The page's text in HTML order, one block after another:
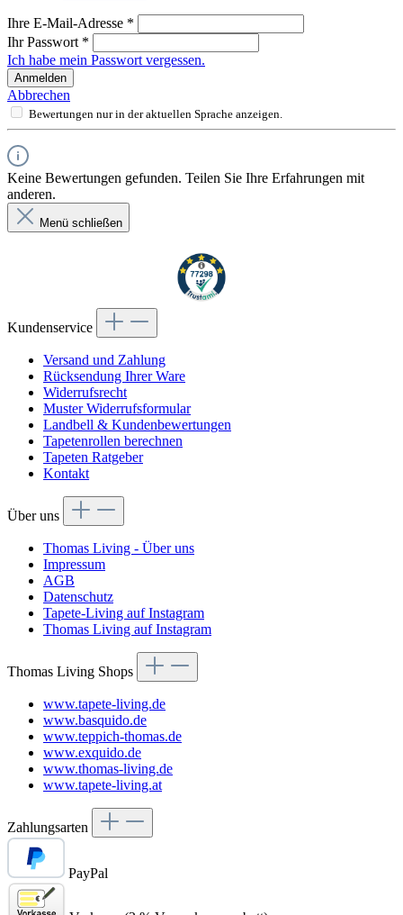
Ihre E-Mail-Adresse *
Ihr Passwort *
Ich habe mein Passwort vergessen.
Anmelden
Abbrechen
Bewertungen nur in der aktuellen Sprache anzeigen.
Keine Bewertungen gefunden. Teilen Sie Ihre Erfahrungen mit
anderen.
Menü schließen
Kundenservice
Versand und Zahlung
Rücksendung Ihrer Ware
Widerrufsrecht
Muster Widerrufsformular
Landbell & Kundenbewertungen
Tapetenrollen berechnen
Tapeten Ratgeber
Kontakt
Über uns
Thomas Living - Über uns
Impressum
AGB
Datenschutz
Tapete-Living auf Instagram
Thomas Living auf Instagram
Thomas Living Shops
www.tapete-living.de
www.basquido.de
www.teppich-thomas.de
www.exquido.de
www.thomas-living.de
www.tapete-living.at
Zahlungsarten
PayPal